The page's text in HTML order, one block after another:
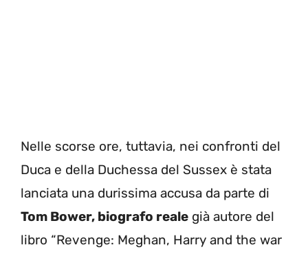
Nelle scorse ore, tuttavia, nei confronti del
Duca e della Duchessa del Sussex è stata
lanciata una durissima accusa da parte di
Tom Bower, biografo reale già autore del
libro “Revenge: Meghan, Harry and the war